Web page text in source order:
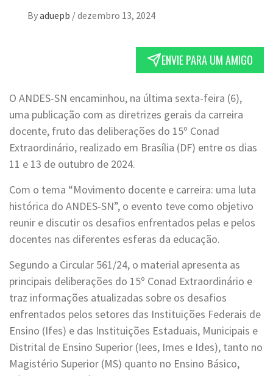
Byaduepb /dezembro 13, 2024
ENVIE PARA UM AMIGO
O ANDES-SN encaminhou, na última sexta-feira (6),
uma publicação com as diretrizes gerais da carreira
docente, fruto das deliberações do 15º Conad
Extraordinário, realizado em Brasília (DF) entre os dias
11 e 13 de outubro de 2024.
Com o tema “Movimento docente e carreira: uma luta
histórica do ANDES-SN”, o evento teve como objetivo
reunir e discutir os desafios enfrentados pelas e pelos
docentes nas diferentes esferas da educação.
Segundo a Circular 561/24, o material apresenta as
principais deliberações do 15º Conad Extraordinário e
traz informações atualizadas sobre os desafios
enfrentados pelos setores das Instituições Federais de
Ensino (Ifes) e das Instituições Estaduais, Municipais e
Distrital de Ensino Superior (Iees, Imes e Ides), tanto no
Magistério Superior (MS) quanto no Ensino Básico,